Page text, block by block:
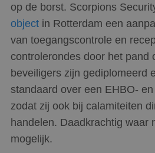
op de borst. Scorpions
object in Rotterdam een
van toegangscontrole en
controlerondes door het pand
beveiligers zijn gediplomeerd
standaard over een EHBO-
zodat zij ook bij calamiteiten
handelen. Daadkrachtig waar
mogelijk.